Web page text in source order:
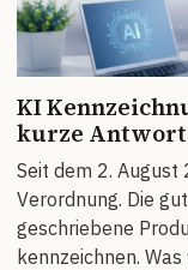
KI
kurze
Seit dem 2.
Verordnung. Die
geschriebene
kennzeichnen.